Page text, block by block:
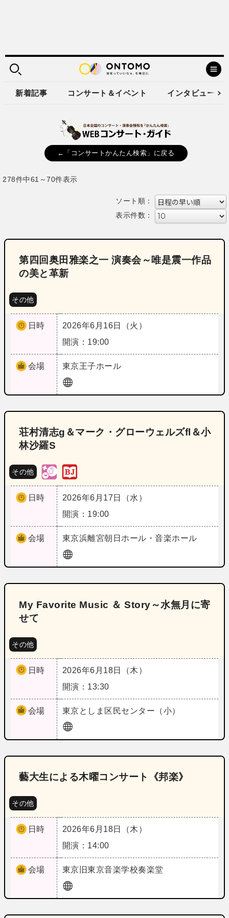
新着記事 コンサート＆イベント インタビュー
←「コンサートかんたん検索」に戻る
278件中61～70件表示
ソート順：
表示件数：
第四回奥田雅楽之一 演奏会～唯是震一作品
の美と革新
その他
日時
2026年6月16日（火）
開演：19:00
会場 東京王子ホール
荘村清志g＆マーク・グローウェルズfl＆小
林沙羅S
その他
日時
2026年6月17日（水）
開演：19:00
会場 東京浜離宮朝日ホール・音楽ホール
My Favorite Music ＆ Story～水無月に寄
せて
その他
日時
2026年6月18日（木）
開演：13:30
会場 東京としま区民センター（小）
藝大生による木曜コンサート《邦楽》
その他
日時
2026年6月18日（木）
開演：14:00
会場 東京 旧東京音楽学校奏楽堂